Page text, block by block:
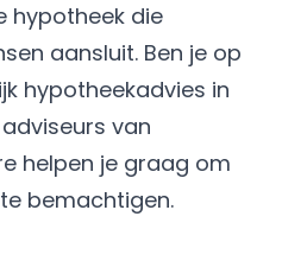
hypotheek die
aansluit. Ben je op
hypotheekadvies in
van
helpen je graag om
bemachtigen.